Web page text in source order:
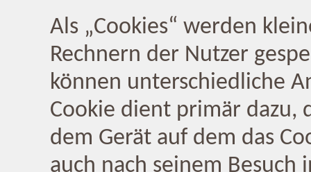
Als „Cookies“ werden
Rechnern der Nutzer
können unterschiedliche
Cookie dient primär dazu,
dem Gerät auf dem das
auch nach seinem Besuch